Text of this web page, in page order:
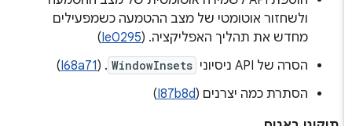
ולשחזור אוטומטי של מצב ההטמעה כשמפעילים
מחדש את תהליך האפליקציה. (Ie0295
)
הסרה של API ניסיוני
WindowInsets
. (
I68a71
)
הסתרת כמה יצרנים (I87b8d
)